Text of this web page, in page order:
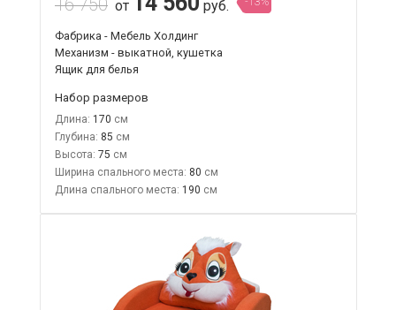
от руб.
Фабрика - Мебель Холдинг
Механизм - выкатной, кушетка
Ящик для белья
Набор размеров
Длина: 170
Глубина: 85
Высота: 75
Ширина спального места: 80
Длина спального места: 190